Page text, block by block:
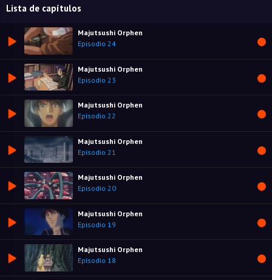
Lista de capítulos
Majutsushi Orphen
Episodio 24
Majutsushi Orphen
Episodio 23
Majutsushi Orphen
Episodio 22
Majutsushi Orphen
Episodio 21
Majutsushi Orphen
Episodio 20
Majutsushi Orphen
Episodio 19
Majutsushi Orphen
Episodio 18